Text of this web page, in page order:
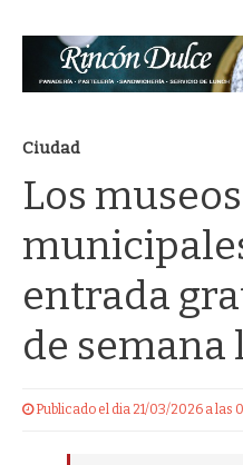
Ciudad
Los museos
entrada
de semana
Publicado el dia 21/03/2026 a las